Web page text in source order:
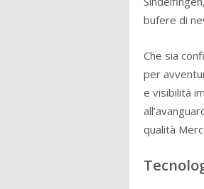
bufere di
Che sia
per
e visibilità
qualità